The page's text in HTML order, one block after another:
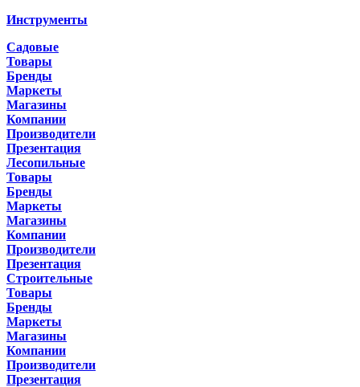
Инструменты
Садовые
Товары
Бренды
Маркеты
Магазины
Компании
Производители
Презентация
Лесопильные
Товары
Бренды
Маркеты
Магазины
Компании
Производители
Презентация
Строительные
Товары
Бренды
Маркеты
Магазины
Компании
Производители
Презентация